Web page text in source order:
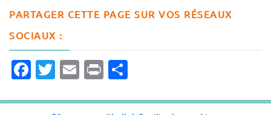
PARTAGER CETTE PAGE SUR VOS RÉSEAUX
SOCIAUX :
Facebook
Twitter
EmailPrint